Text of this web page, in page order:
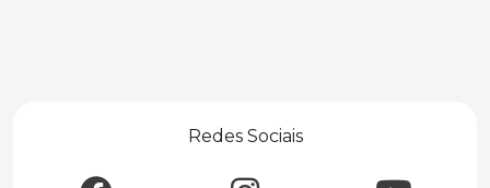
Redes Sociais